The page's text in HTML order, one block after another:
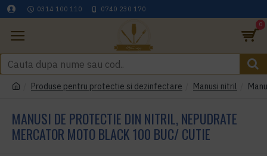
0314 100 110 0740 230 170
0
Produse pentru protectie si dezinfectare Manusi nitril
MANUSI DE PROTECTIE DIN NITRIL, NEPUDRATE
MERCATOR MOTO BLACK 100 BUC/ CUTIE